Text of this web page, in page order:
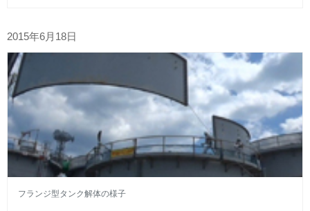
2015年6月18日
フランジ型タンク解体の様子